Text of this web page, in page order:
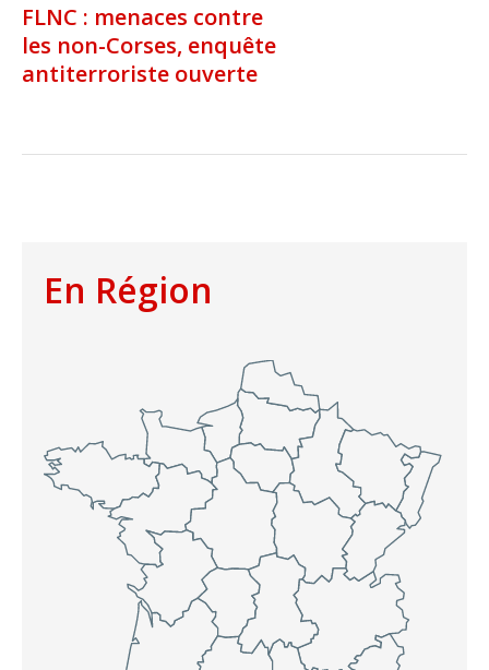
FLNC : menaces contre
les non-Corses, enquête
antiterroriste ouverte
En Région